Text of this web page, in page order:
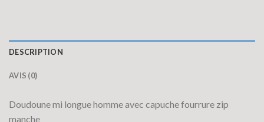
DESCRIPTION
AVIS (0)
Doudoune mi longue homme avec capuche fourrure zip
manche